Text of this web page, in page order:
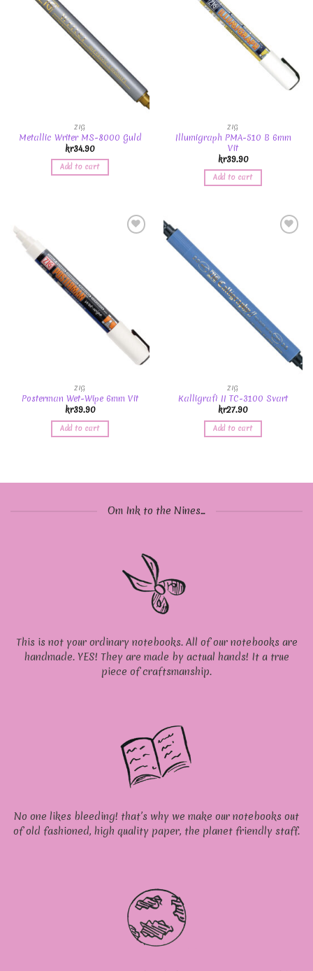
ZIG
Metallic Writer MS-8000 Guld
kr34.90
Add to cart
ZIG
Illumigraph PMA-510 B 6mm
Vit
kr39.90
Add to cart
ZIG
Posterman Wet-Wipe 6mm Vit
kr39.90
Add to cart
ZIG
Kalligrafi II TC-3100 Svart
kr27.90
Add to cart
Om Ink to the Nines...
This is not your ordinary notebooks. All of our notebooks are
handmade. YES! They are made by actual hands! It a true
piece of craftsmanship.
No one likes bleeding! that’s why we make our notebooks out
of old fashioned, high quality paper, the planet friendly staff.